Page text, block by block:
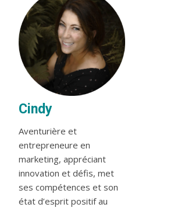
Cindy
Aventurière et
entrepreneure en
marketing, appréciant
innovation et défis, met
ses compétences et son
état d’esprit positif au